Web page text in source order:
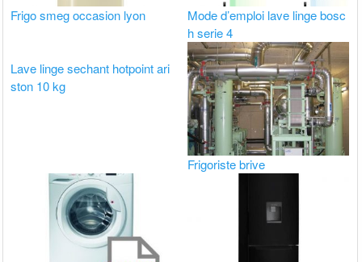
Frigo smeg occasion lyon
Mode d’emploi lave linge bosc
h serie 4
Lave linge sechant hotpoint ari
ston 10 kg
Frigoriste brive